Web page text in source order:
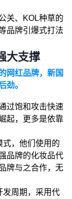
关、KOL种草的
品牌引爆式打法
大支撑
网红品牌，新国
劲。
过饱和攻击快速
起，更多是依靠
式，他们使用的
品牌的化妆品代
牌与之合作，无
发周期，采用代